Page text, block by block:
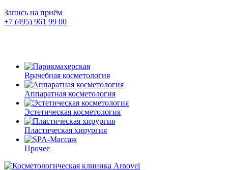
Запись на приём
+7 (495) 961 99 00
Врачебная косметология
Аппаратная косметология
Эстетическая косметология
Пластическая хирургия
Прочее